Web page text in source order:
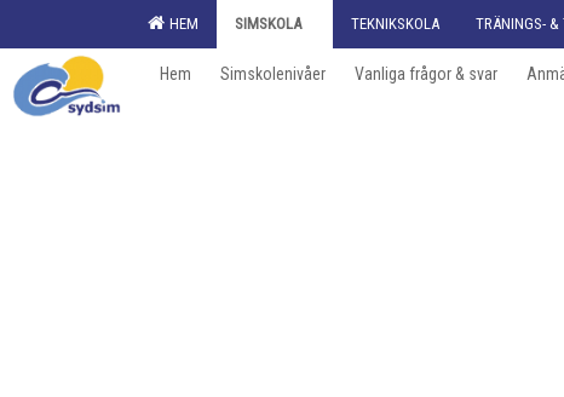
HEM SIMSKOLA TEKNIKSKOLA TRÄNINGS- &
Hem Simskolenivåer Vanliga frågor & svar